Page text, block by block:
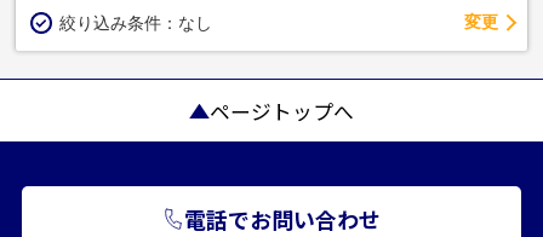
絞り込み条件： なし 変更
ページトップへ
電話でお問い合わせ